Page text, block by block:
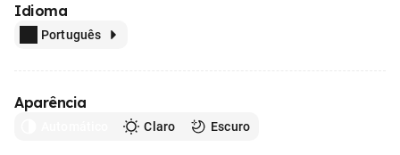
Idioma
Português
Aparência
Claro Escuro